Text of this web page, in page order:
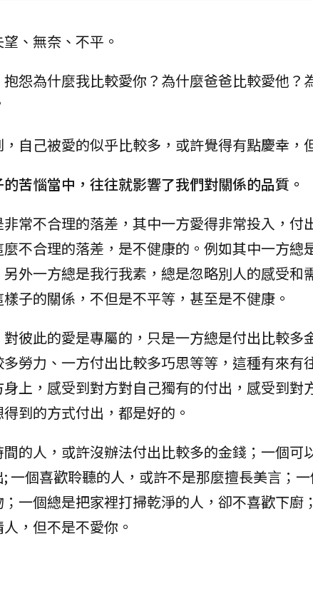
、無奈、不平。
怨為什麼我比較愛你？為什麼爸爸比較愛他？
自己被愛的似乎比較多，或許覺得有點慶幸，
苦惱當中，往往就影響了我們對關係的品質。
常不合理的落差，其中一方愛得非常投入，付
不合理的落差，是不健康的。例如其中一方總
外一方總是我行我素，總是忽略別人的感受和
子的關係，不但是不平等，甚至是不健康。
彼此的愛是專屬的，只是一方總是付出比較多
勞力、一方付出比較多巧思等等，這種有來有
上，感受到對方對自己獨有的付出，感受到對
到的方式付出，都是好的。
的人，或許沒辦法付出比較多的金錢；一個可
一個喜歡聆聽的人，或許不是那麼擅長美言；
一個總是把家裡打掃乾淨的人，卻不喜歡下廚
，但不是不愛你。